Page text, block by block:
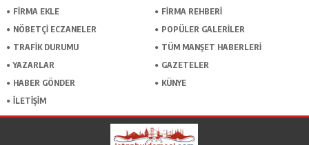
FİRMA EKLE
FİRMA REHBERİ
NÖBETÇİ ECZANELER
POPÜLER GALERİLER
TRAFİK DURUMU
TÜM MANŞET HABERLERİ
YAZARLAR
GAZETELER
HABER GÖNDER
KÜNYE
İLETİŞİM